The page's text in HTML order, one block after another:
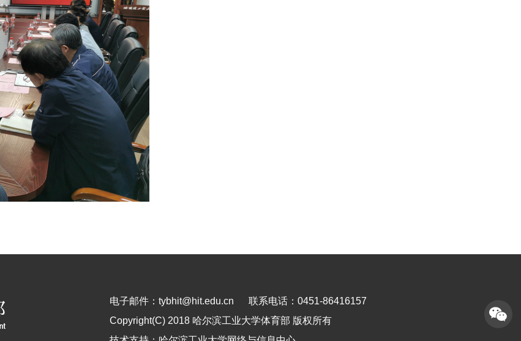
电子邮件：tybhit@hit.edu.cn
联系电话：0451-86416157
Copyright(C) 2018 哈尔滨工业大学体育部 版权所有